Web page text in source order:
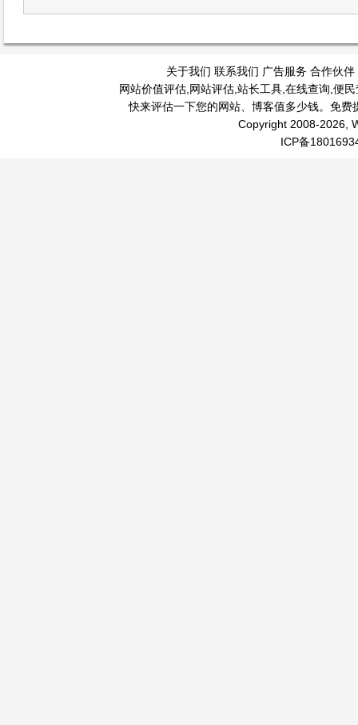
关于我们 联系我们 广告服务 合作伙伴
网站价值评估, 网站评估, 站长工具, 在线查询 便民
快来评估一下您的网站、博客值多少钱。免
Copyright 2008-2026,
ICP备